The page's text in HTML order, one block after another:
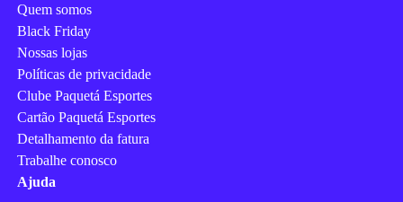
Quem somos
Black Friday
Nossas lojas
Políticas de privacidade
Clube Paquetá Esportes
Cartão Paquetá Esportes
Detalhamento da fatura
Trabalhe conosco
Ajuda